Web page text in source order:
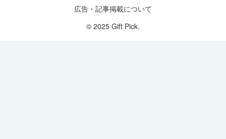
広告・記事掲載について
© 2025 Gift Pick.